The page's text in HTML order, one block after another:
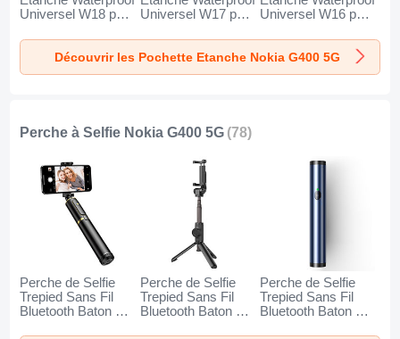
Universel W18 pour
Noir
Universel W17 pour
Universel W16 pour
Orange
Découvrir les Pochette Etanche Nokia G400 5G
Perche à Selfie Nokia G400 5G (78)
Perche de Selfie
Trepied Sans Fil
Bluetooth Baton de
Perche de Selfie
Trepied Sans Fil
Bluetooth Baton de
Perche de Selfie
Trepied Sans Fil
Bluetooth Baton de